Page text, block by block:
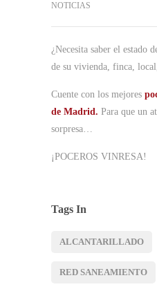
NOTICIAS
¿Necesita saber el estado
de su vivienda, finca,
Cuente con los mejores
de Madrid. Para que un
sorpresa…
¡POCEROS VINRESA!
Tags In
ALCANTARILLADO
RED SANEAMIENTO